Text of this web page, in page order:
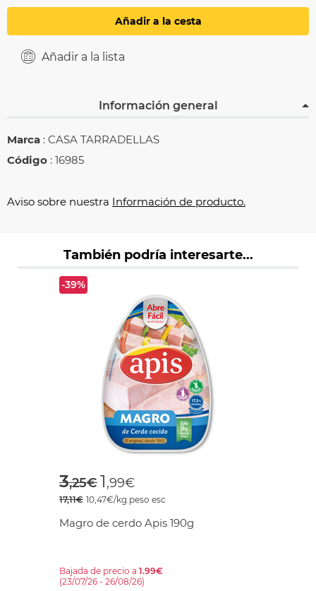
Añadir a la cesta
Añadir a la lista
Información general
Marca : CASA TARRADELLAS
Código : 16985
Aviso sobre nuestra Información de producto.
También podría interesarte...
-39%
Price reduced from
3,25€to
1,99€
17,11€ 10,47€/kg.peso esc
Magro de cerdo Apis 190g
Bajada de precio a 1.99€
(23/07/26 - 26/08/26)